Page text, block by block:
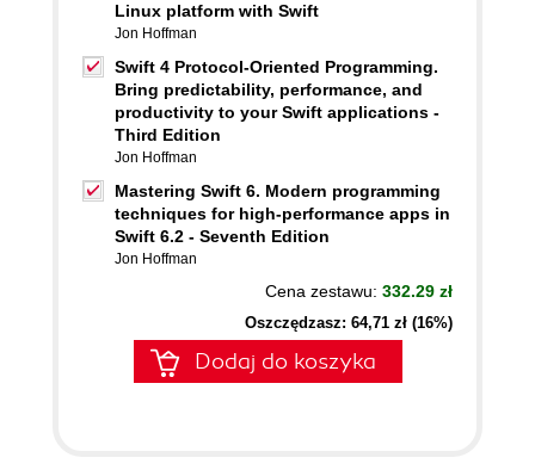
Linux platform with Swift
Jon Hoffman
Swift 4 Protocol-Oriented Programming.
Bring predictability, performance, and
productivity to your Swift applications -
Third Edition
Jon Hoffman
Mastering Swift 6. Modern programming
techniques for high-performance apps in
Swift 6.2 - Seventh Edition
Jon Hoffman
Cena zestawu: 332.29 zł
Oszczędzasz: 64,71 zł (16%)
Dodaj do koszyka